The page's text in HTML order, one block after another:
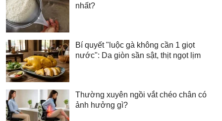
nhất?
Bí quyết "luộc gà không cần 1 giọt
nước": Da giòn sần sật, thịt ngọt lịm
Thường xuyên ngồi vắt chéo chân có
ảnh hưởng gì?